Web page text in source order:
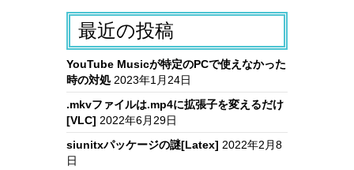
最近の投稿
YouTube Musicが特定のPCで使えなかった
時の対処 2023年1月24日
.mkvファイルは.mp4に拡張子を変えるだけ
[VLC] 2022年6月29日
siunitxパッケージの謎[Latex] 2022年2月8
日